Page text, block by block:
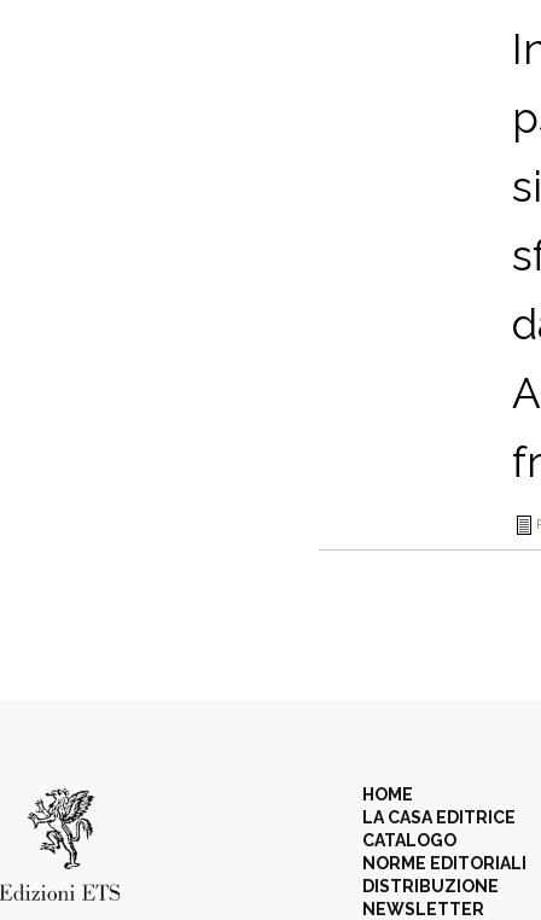
HOME
LA CASA EDITRICE
CATALOGO
NORME EDITORIALI
DISTRIBUZIONE
NEWSLETTER